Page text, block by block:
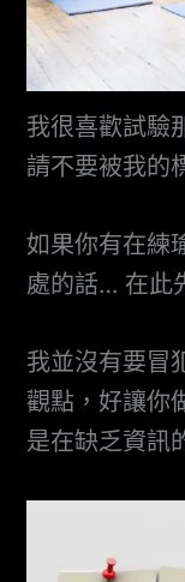
我很喜歡試驗
請不要被我的
如果你有在練
處的話… 在此
我並沒有要冒
觀點，好讓你
是在缺乏資訊